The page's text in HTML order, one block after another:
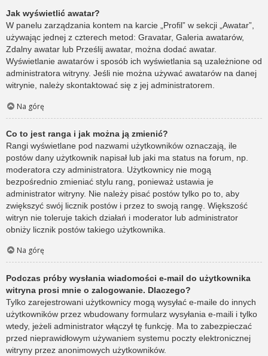
Jak wyświetlić awatar?
W panelu zarządzania kontem na karcie „Profil” w sekcji „Awatar”,
używając jednej z czterech metod: Gravatar, Galeria awatarów,
Zdalny awatar lub Prześlij awatar, można dodać awatar.
Wyświetlanie awatarów i sposób ich wyświetlania są uzależnione od
administratora witryny. Jeśli nie można używać awatarów na danej
witrynie, należy skontaktować się z jej administratorem.
Na górę
Co to jest ranga i jak można ją zmienić?
Rangi wyświetlane pod nazwami użytkowników oznaczają, ile
postów dany użytkownik napisał lub jaki ma status na forum, np.
moderatora czy administratora. Użytkownicy nie mogą
bezpośrednio zmieniać stylu rang, ponieważ ustawia je
administrator witryny. Nie należy pisać postów tylko po to, aby
zwiększyć swój licznik postów i przez to swoją rangę. Większość
witryn nie toleruje takich działań i moderator lub administrator
obniży licznik postów takiego użytkownika.
Na górę
Podczas próby wysłania wiadomości e-mail do użytkownika
witryna prosi mnie o zalogowanie. Dlaczego?
Tylko zarejestrowani użytkownicy mogą wysyłać e-maile do innych
użytkowników przez wbudowany formularz wysyłania e-maili i tylko
wtedy, jeżeli administrator włączył tę funkcję. Ma to zabezpieczać
przed nieprawidłowym używaniem systemu poczty elektronicznej
witryny przez anonimowych użytkowników.